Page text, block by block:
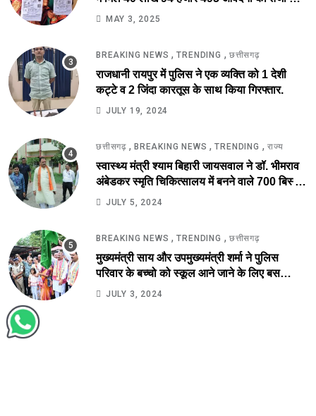
निराकरण की ओर.
MAY 3, 2025
BREAKING NEWS ,TRENDING , छत्तीसगढ़
राजधानी रायपुर में पुलिस ने एक व्यक्ति को 1 देशी
कट्टे व 2 जिंदा कारतूस के साथ किया गिरफ्तार.
JULY 19, 2024
छत्तीसगढ़ , BREAKING NEWS ,TRENDING , राज्य
स्वास्थ्य मंत्री श्याम बिहारी जायसवाल ने डॉ. भीमराव
अंबेडकर स्मृति चिकित्सालय में बनने वाले 700 बिस्तर
अस्पताल का किया स्थल निरीक्षण.
JULY 5, 2024
BREAKING NEWS ,TRENDING , छत्तीसगढ़
मुख्यमंत्री साय और उपमुख्यमंत्री शर्मा ने पुलिस
परिवार के बच्चो को स्कूल आने जाने के लिए बस
सुविधा को हरी झंडी दिखाकर कर किया आरंभ.
JULY 3, 2024